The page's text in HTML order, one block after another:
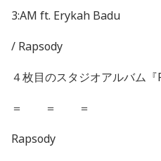
3:AM ft. Erykah Badu
/ Rapsody
４枚目のスタジオアルバム『
＝ ＝ ＝
Rapsody